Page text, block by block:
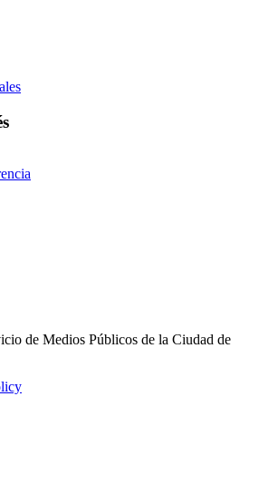
de Medios Públicos de la Ciudad de